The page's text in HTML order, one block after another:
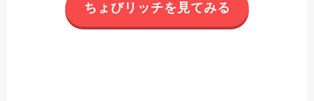
ちょびリッチを見てみる